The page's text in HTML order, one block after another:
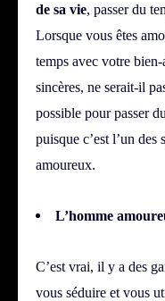
de sa vie, passer du
Lorsque vous êtes
temps avec votre bien-
sincères, ne serait-il
possible pour passer
puisque c’est l’un des
amoureux.
L’homme
C’est vrai, il y a des
vous séduire et vous